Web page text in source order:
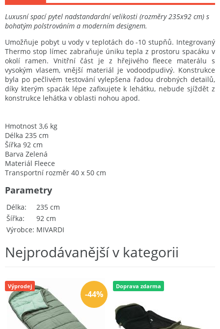
Luxusní spací pytel nadstandardní velikosti (rozměry 235x92 cm) s
bohatým polstrováním a moderním designem.
Umožňuje pobyt u vody v teplotách do -10 stupňů. Integrovaný
Thermo stop límec zabraňuje úniku tepla z prostoru spacáku v
okolí ramen. Vnitřní část je z hřejivého fleece materálu s
vysokým vlasem, vnější materiál je vodoodpudivý. Konstrukce
byla po pečlivém testování vylepšena řadou drobných detailů,
díky kterým spacák lépe zafixujete k lehátku, nebude sjíždět z
konstrukce lehátka v oblasti nohou apod.
Hmotnost 3,6 kg
Délka 235 cm
Šířka 92 cm
Barva Zelená
Materiál Fleece
Transportní rozměr 40 x 50 cm
Délka
235 cm
Šířka
92 cm
Výrobce MIVARDI
Parametry
Nejprodávanější v kategorii
-44%
Výprodej Doprava zdarma